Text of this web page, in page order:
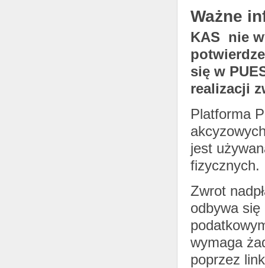
Ważne
KAS nie
się w
realizacji
Platforma
jest
fizycznych.
Zwrot
odbywa
wymaga
poprzez